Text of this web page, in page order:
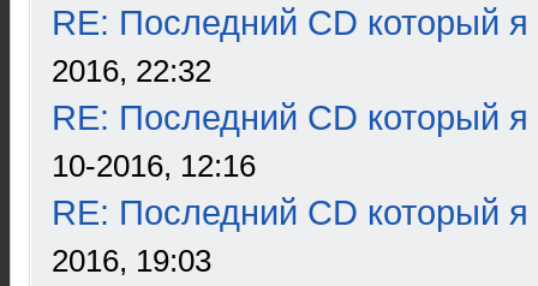
RE: Последний CD который я
2016, 22:32
RE: Последний CD который я
10-2016, 12:16
RE: Последний CD который я
2016, 19:03